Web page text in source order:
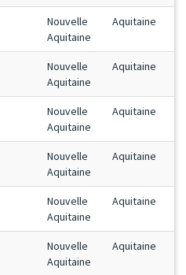
Nouvelle
Aquitaine
Aquitaine
Nouvelle
Aquitaine
Aquitaine
Nouvelle
Aquitaine
Aquitaine
Nouvelle
Aquitaine
Aquitaine
Nouvelle
Aquitaine
Aquitaine
Nouvelle
Aquitaine
Aquitaine